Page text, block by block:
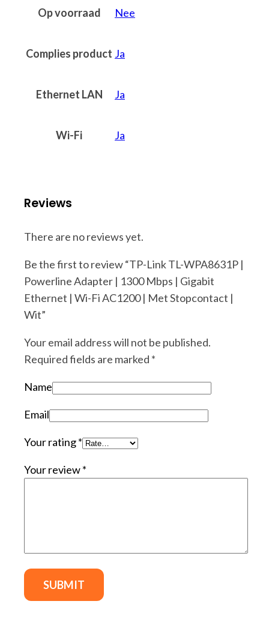
Op voorraad Nee
Complies product Ja
Ethernet LAN Ja
Wi-Fi Ja
Reviews
There are no reviews yet.
Be the first to review “TP-Link TL-WPA8631P |
Powerline Adapter | 1300 Mbps | Gigabit
Ethernet | Wi-Fi AC1200 | Met Stopcontact |
Wit”
Your email address will not be published.
Required fields are marked *
Name
Email
Your rating*
Your review*